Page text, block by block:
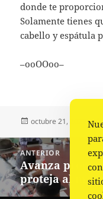
donde te
Solamente tienes
cabello y espátula
–ooOOoo–
Publicado
octubre 21, 2022
Navegación
de
entradas
ANTERIOR
Entrada
anterior:
Avanza
proteja al